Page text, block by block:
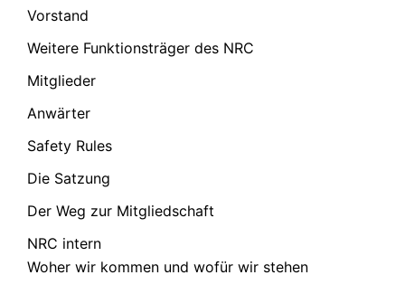
Vorstand
Weitere Funktionsträger des NRC
Mitglieder
Anwärter
Safety Rules
Die Satzung
Der Weg zur Mitgliedschaft
NRC intern
Woher wir kommen und wofür wir stehen